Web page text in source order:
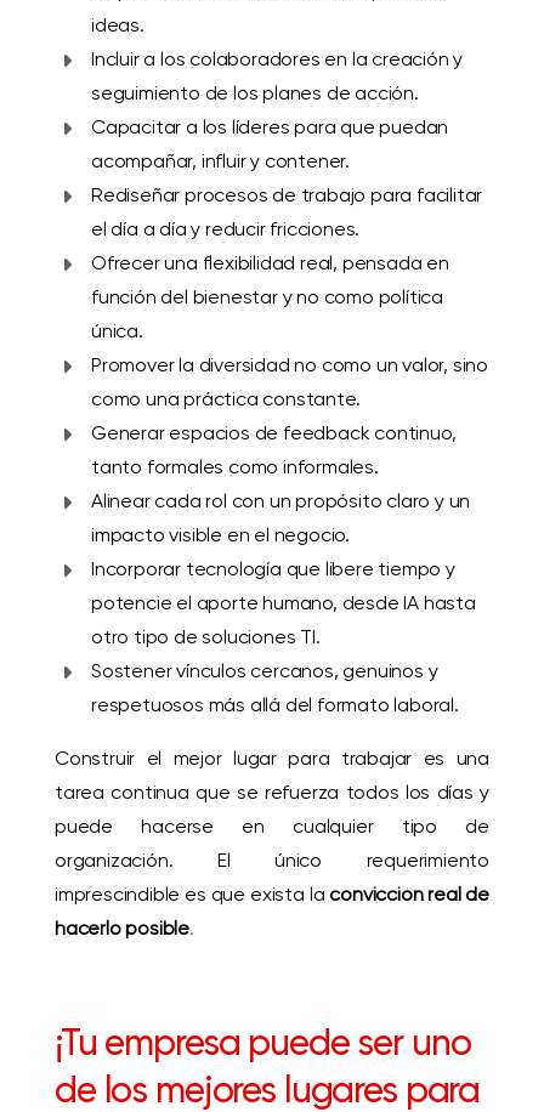
ideas.
Incluir a los colaboradores en la creación y
seguimiento de los planes de acción.
Capacitar a los líderes para que puedan
acompañar, influir y contener.
Rediseñar procesos de trabajo para facilitar
el día a día y reducir fricciones.
Ofrecer una flexibilidad real, pensada en
función del bienestar y no como política
única.
Promover la diversidad no como un valor, sino
como una práctica constante.
Generar espacios de feedback continuo,
tanto formales como informales.
Alinear cada rol con un propósito claro y un
impacto visible en el negocio.
Incorporar tecnología que libere tiempo y
potencie el aporte humano, desde IA hasta
otro tipo de soluciones TI.
Sostener vínculos cercanos, genuinos y
respetuosos más allá del formato laboral.
Construir el mejor lugar para trabajar es una
tarea continua que se refuerza todos los días y
puede hacerse en cualquier tipo de
organización. El único requerimiento
imprescindible es que exista laconvicción real de
hacerlo posible.
¡Tu empresa puede ser uno
de los mejores lugares para